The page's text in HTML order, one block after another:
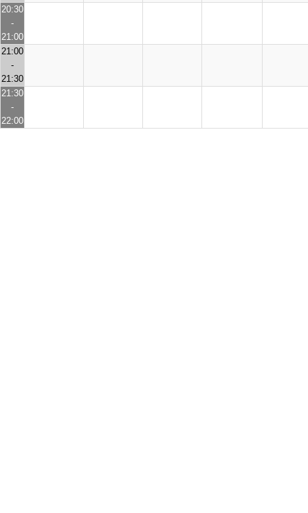
20:30
-
21:00
21:00
-
21:30
21:30
-
22:00